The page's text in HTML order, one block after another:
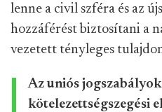
lenne a civil szféra és az
hozzáférést biztosítani a
vezetett tényleges
Az uniós jogszabályok
kötelezettségszegési